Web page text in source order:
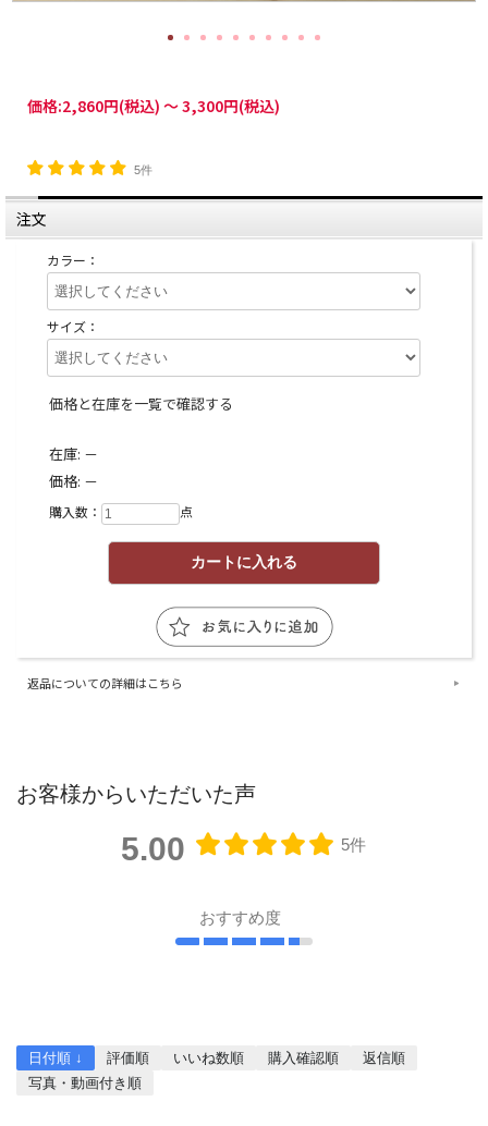
価格:2,860円(税込) ～3,300円(税込)
5件
注文
カラー：
サイズ：
価格と在庫を一覧で確認する
在庫: －
価格: －
購入数： 点
返品についての詳細はこちら
お客様からいただいた声
5.00 5件
おすすめ度
日付順 ↓ 評価順 いいね数順 購入確認順
返信順
写真・動画付き順